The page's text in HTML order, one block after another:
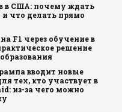
в США: почему ждать
что делать прямо
F1 через обучение в
решение
вводит новые
тех, кто участвует в
из-за чего можно